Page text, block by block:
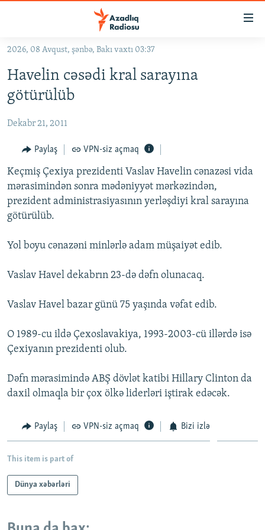
Əsas
qayıt
Əsas
naviqasiyaya
qayıt
KORRUPSIOMETR
#ƏSLINDƏ
FƏRQƏ BAX
QANUNI DOĞRU
ARAŞDIRMA
MULTIMEDIA
İNFOQRAFIKA
KARIKATURA
AZƏRBAYCAN ƏDƏBIYYATI KITABXANASI
İSLAM VƏ DEMOKRATIYA
HAQQIMIZDA
MISSIYAMIZ
PEŞƏ ETIKASI VƏ JURNALISTIKA STANDARTLARIMIZ
AZADLIQRADIOSU MOBIL TELEFONUNUZDA
XƏBƏR BÜLLETENLƏRIMIZ
RFE/RL-in bütün saytları
2026, 08 Avqust, şənbə, Bakı vaxtı 03:37
Havelin cəsədi kral sarayına
götürülüb
Dekabr 21, 2011
Paylaş VPN-siz açmaq
Keçmiş Çexiya prezidenti Vaslav Havelin cənazəsi vida
mərasimindən sonra mədəniyyət mərkəzindən,
prezident administrasiyasının yerləşdiyi kral sarayına
götürülüb.
Yol boyu cənazəni minlərlə adam müşaiyət edib.
Vaslav Havel dekabrın 23-də dəfn olunacaq.
Vaslav Havel bazar günü 75 yaşında vəfat edib.
O 1989-cu ildə Çexoslavakiya, 1993-2003-cü illərdə isə
Çexiyanın prezidenti olub.
Dəfn mərasimində ABŞ dövlət katibi Hillary Clinton da
daxil olmaqla bir çox ölkə liderləri iştirak edəcək.
Paylaş VPN-siz açmaq Bizi izlə
This item is part of
Dünya xəbərləri